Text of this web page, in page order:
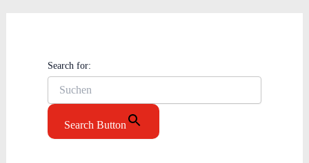
Search for:
Search Button